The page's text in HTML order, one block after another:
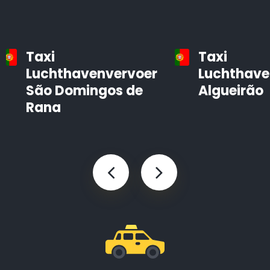
Taxi
Luchthavenvervoer
São Domingos de
Rana
Taxi
Algueirão